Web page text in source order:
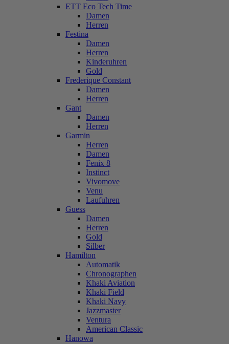
ETT Eco Tech Time
Damen
Herren
Festina
Damen
Herren
Kinderuhren
Gold
Frederique Constant
Damen
Herren
Gant
Damen
Herren
Garmin
Herren
Damen
Fenix 8
Instinct
Vivomove
Venu
Laufuhren
Guess
Damen
Herren
Gold
Silber
Hamilton
Automatik
Chronographen
Khaki Aviation
Khaki Field
Khaki Navy
Jazzmaster
Ventura
American Classic
Hanowa